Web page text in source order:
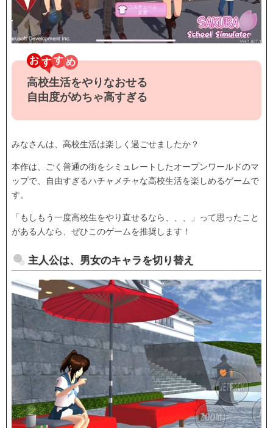
お す
高校生活をやりなおせる
自由度がめちゃ高すぎる
みなさんは、高校生活は楽しく過ごせましたか？
本作は、ごく普通の街をシミュレートしたオープンワールドのマ
ップで、自由すぎるハチャメチャな高校生活を楽しめるゲームで
す。
「もしもう一度高校生をやり直せるなら、、、」って思ったこと
がある人なら、ぜひこのゲームを推奨します！
主人公は、男女のキャラを切り替え